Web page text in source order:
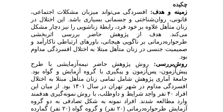
چکیده
زمینه و هدف:افسردگی می‌تواند میزبان مشکلات اجتماعی،
قانونی، روان‌شناختی و جسمانی بسیاری باشد. این اختلال در
زنان متأهل علاوه بر خود فرد، رابطهٔ زناشویی را نیز دچار مشکل
می‌کند. هدف از پژوهش حاضر بررسی اثربخشی
طرحواره‌درمانی بر ناگویی هیجانی، باورهای ارتباطی ناکارآمد و
صمیمیت جنسی در زنان متأهل مبتلا به اختلال افسردگی مداوم
بود.
روش‌بررسی: روش پژوهش حاضر نیمه‌آزمایشی با طرح
پیش‌آزمون- پس‌آزمون و پیگیری با گروه آزمایش و گواه بود.
جامعهٔ‌ آماری پژوهش شامل تمامی زنان متأهل مبتلا به اختلال
افسردگی مداوم در شهر تهران در سال ۱۴۰۱ بود. از میان این
افراد ۴۰ نفر واجد شرایط و داوطلب، با روش نمونه‌گیری هدفمند
وارد مطالعه شدند. افراد نمونه به شکل تصادفی به دو گروه
آزمایش طرحواره‌درمانی (۲۰ نفر) و گروه گواه (۲۰ نفر) گمارده